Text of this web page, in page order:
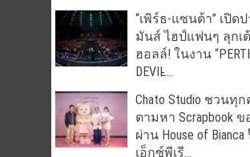
“เพิร์ธ-แซนต้า” เปิด
มันส์ ไฮป์แฟนๆ ลุกเ
ฮอลล์! ในงาน
DEVIL̵...
Chato Studio ชวนทุ
ตามหา Scrapbook ข
ผ่าน House of
เอ็กซ์พีเรี...